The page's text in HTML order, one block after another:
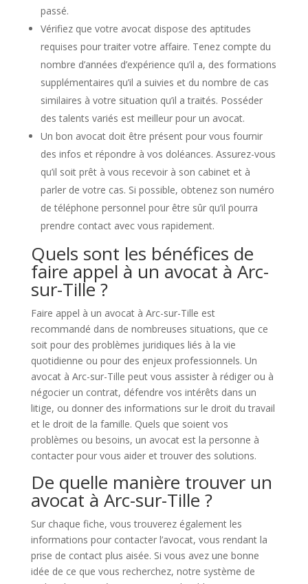
passé.
Vérifiez que votre avocat dispose des aptitudes
requises pour traiter votre affaire. Tenez compte du
nombre d’années d’expérience qu’il a, des formations
supplémentaires qu’il a suivies et du nombre de cas
similaires à votre situation qu’il a traités. Posséder
des talents variés est meilleur pour un avocat.
Un bon avocat doit être présent pour vous fournir
des infos et répondre à vos doléances. Assurez-vous
qu’il soit prêt à vous recevoir à son cabinet et à
parler de votre cas. Si possible, obtenez son numéro
de téléphone personnel pour être sûr qu’il pourra
prendre contact avec vous rapidement.
Quels sont les bénéfices de
faire appel à un avocat à Arc-
sur-Tille ?
Faire appel à un avocat à Arc-sur-Tille est
recommandé dans de nombreuses situations, que ce
soit pour des problèmes juridiques liés à la vie
quotidienne ou pour des enjeux professionnels. Un
avocat à Arc-sur-Tille peut vous assister à rédiger ou à
négocier un contrat, défendre vos intérêts dans un
litige, ou donner des informations sur le droit du travail
et le droit de la famille. Quels que soient vos
problèmes ou besoins, un avocat est la personne à
contacter pour vous aider et trouver des solutions.
De quelle manière trouver un
avocat à Arc-sur-Tille ?
Sur chaque fiche, vous trouverez également les
informations pour contacter l’avocat, vous rendant la
prise de contact plus aisée. Si vous avez une bonne
idée de ce que vous recherchez, notre système de